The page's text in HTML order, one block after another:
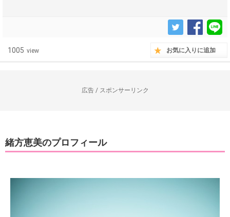
1005 view お気に入りに追加
広告 / スポンサーリンク
緒方恵美のプロフィール